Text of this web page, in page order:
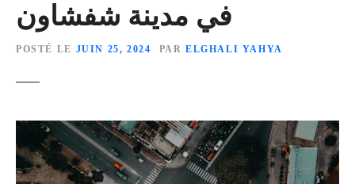
في مدينة شفشاون
POSTÉ LE JUIN 25, 2024 PAR ELGHALI YAHYA